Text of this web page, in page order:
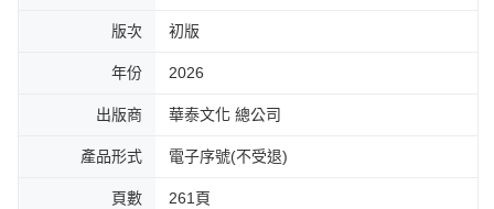
版次 初版
年份 2026
出版商 華泰文化 總公司
產品形式 電子序號(不受退)
頁數 261頁